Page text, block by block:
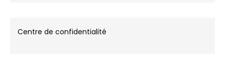
Centre de confidentialité